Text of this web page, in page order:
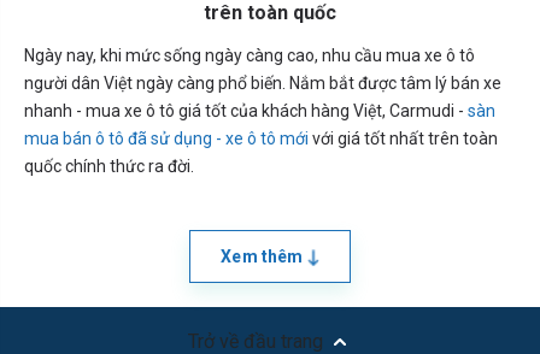
trên toàn quốc
Ngày nay, khi mức sống ngày càng cao, nhu cầu mua xe ô tô
người dân Việt ngày càng phổ biến. Nắm bắt được tâm lý bán xe
nhanh - mua xe ô tô giá tốt của khách hàng Việt, Carmudi - sàn
mua bán ô tô đã sử dụng - xe ô tô mới với giá tốt nhất trên toàn
quốc chính thức ra đời.
Xem thêm
Trở về đầu trang